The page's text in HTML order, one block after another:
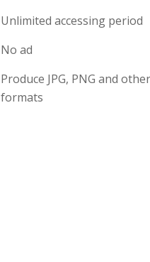
Unlimited accessing period
No ad
Produce JPG, PNG and
formats